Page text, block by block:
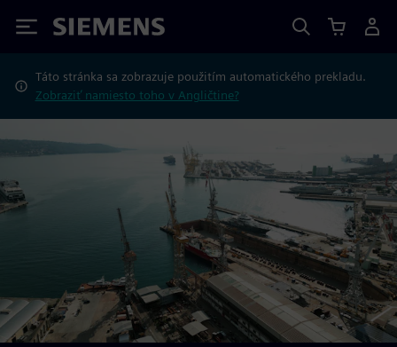
Siemens
Táto stránka sa zobrazuje použitím automatického prekladu.
Zobraziť namiesto toho v Angličtine?